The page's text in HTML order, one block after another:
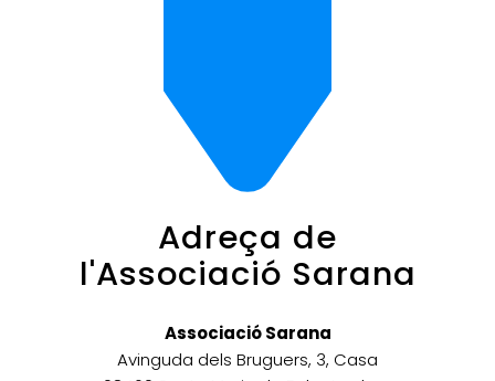
Adreça de
l'Associació Sarana
Associació Sarana
Avinguda dels Bruguers, 3, Casa